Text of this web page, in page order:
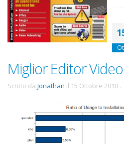
Miglior Editor
Scritto da Jonathan il 15 Ottobre 2010 .